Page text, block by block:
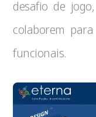
desafio de
colaborem
funcionais.